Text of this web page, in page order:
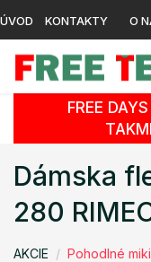
ÚVOD KONTAKTY O
FREE
Dámska
280
AKCIE Pohodlné